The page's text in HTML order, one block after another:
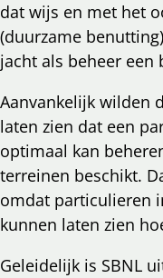
dat wijs en met het
(duurzame
jacht als beheer
Aanvankelijk wilden
laten zien dat een
optimaal kan
terreinen beschikt.
omdat particulieren
kunnen laten zien
Geleidelijk is SBNL